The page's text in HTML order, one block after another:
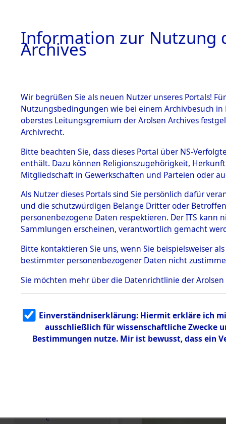
BESTÄNDE
1.
mente
5. Verschiedenes
5.3
Todesmärsche
5.3.1 Alliierte
Erhebungen
zu
Todesmärsch
en
5.3.2
g
5.3.3
Todesmärsch
e
Landkreis
und
Information zur Nutzung
Archives
Wir begrüßen Sie als neuen Nutzer unseres Portals!
Nutzungsbedingungen wie bei einem Archivbesuch
oberstes Leitungsgremium der Arolsen Archives
Archivrecht.
Bitte beachten Sie, dass dieses Portal über NS-
enthält. Dazu können Religionszugehörigkeit,
Mitgliedschaft in Gewerkschaften und Parteien oder
Als Nutzer dieses Portals sind Sie persönlich dafür
und die schutzwürdigen Belange Dritter oder
personenbezogene Daten respektieren. Der ITS
Sammlungen erscheinen, verantwortlich gemacht
Bitte kontaktieren Sie uns, wenn Sie beispielsweiser
bestimmter personenbezogener Daten nicht
Sie möchten mehr über die Datenrichtlinie der Arolsen
Einverständniserklärung: Hiermit erkläre ich
ausschließlich für wissenschaftliche Zwecke
Bestimmungen nutze. Mir ist bewusst, dass ein